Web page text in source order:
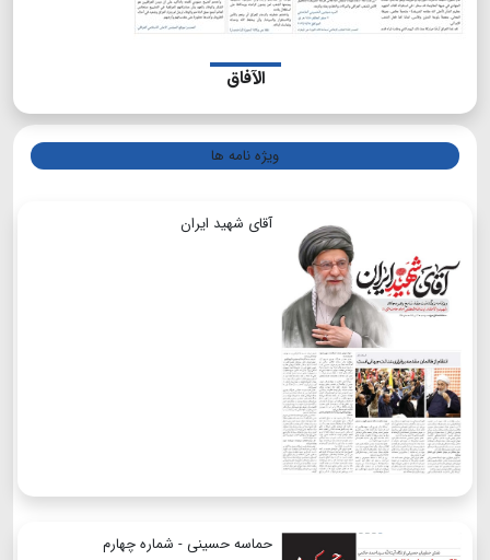
الآفاق
ویژه نامه ها
آقای شهید ایران
حماسه حسینی - شماره چهارم